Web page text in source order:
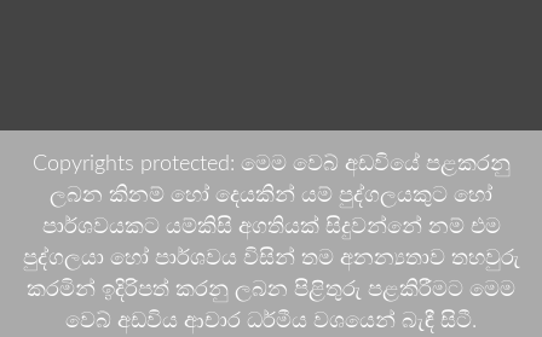
Copyrights protected: මෙම වෙබ් අඩවියේ පළකරනු
ලබන කිනම් හෝ දෙයකින් යම් පුද්ගලයකුට හෝ
පාර්ශවයකට යම්කිසි අගතියක් සිදුවන්නේ නම් එම
පුද්ගලයා හෝ පාර්ශවය විසින් තම අනන්‍යතාව තහවුරු
කරමින් ඉදිරිපත් කරනු ලබන පිළිතුරු පළකිරීමට මෙම
වෙබ් අඩවිය ආචාර ධර්මීය වශයෙන් බැඳී සිටී.